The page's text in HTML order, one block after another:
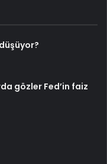
gözler Fed’in faiz